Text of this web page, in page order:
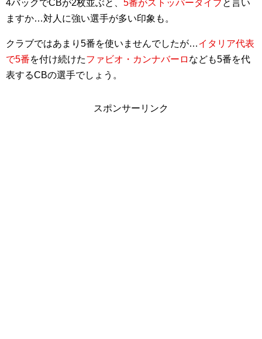
4バックでCBが2枚並ぶと、 5番がストッパータイプ と言い
ますか…対人に強い選手が多い印象も。
クラブではあまり5番を使いませんでしたが…イタリア代表
で5番を付け続けたファビオ・カンナバーロ なども5番を代
表するCBの選手でしょう。
スポンサーリンク